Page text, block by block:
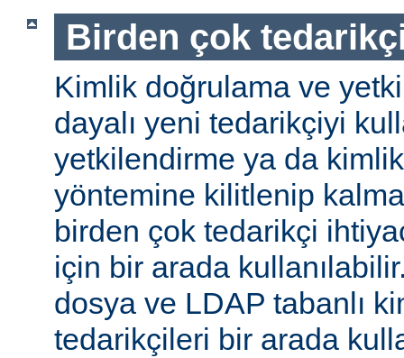
Birden çok
Kimlik doğrulama ve
dayalı yeni tedarikçiyi
yetkilendirme ya da
yöntemine kilitlenip
birden çok tedarikçi
için bir arada
dosya ve LDAP tabanlı
tedarikçileri bir arada